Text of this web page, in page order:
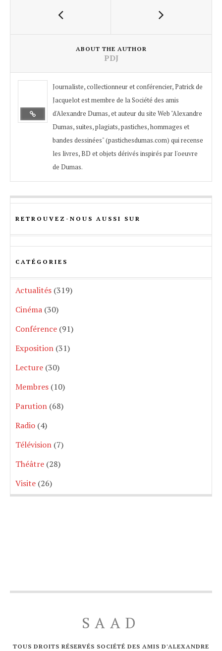
ABOUT THE AUTHOR
PDJ
Journaliste, collectionneur et conférencier, Patrick de
Jacquelot est membre de la Société des amis
d'Alexandre Dumas, et auteur du site Web "Alexandre
Dumas, suites, plagiats, pastiches, hommages et
bandes dessinées" (pastichesdumas.com) qui recense
les livres, BD et objets dérivés inspirés par l'oeuvre
de Dumas.
RETROUVEZ-NOUS AUSSI SUR
CATÉGORIES
Actualités (319)
Cinéma (30)
Conférence (91)
Exposition (31)
Lecture (30)
Membres (10)
Parution (68)
Radio (4)
Télévision (7)
Théâtre (28)
Visite (26)
SAAD
TOUS DROITS RÉSERVÉS SOCIÉTÉ DES AMIS D'ALEXANDRE